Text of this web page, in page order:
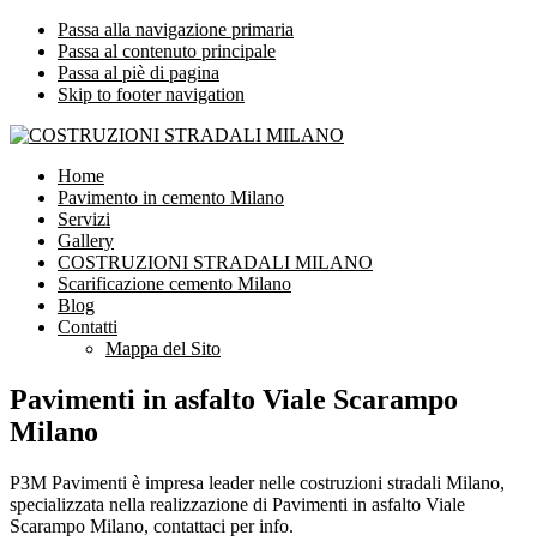
Passa alla navigazione primaria
Passa al contenuto principale
Passa al piè di pagina
Skip to footer navigation
COSTRUZIONI STRADALI MILANO
Impresa leader nelle costruzioni stradali Milano
Home
Pavimento in cemento Milano
Servizi
Gallery
COSTRUZIONI STRADALI MILANO
Scarificazione cemento Milano
Blog
Contatti
Mappa del Sito
Pavimenti in asfalto Viale Scarampo
Milano
P3M Pavimenti è impresa leader nelle costruzioni stradali Milano,
specializzata nella realizzazione di Pavimenti in asfalto Viale
Scarampo Milano, contattaci per info.